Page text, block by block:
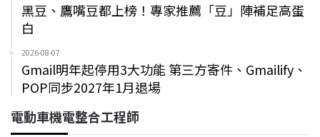
黑豆、鷹嘴豆都上榜！專家推薦「豆」陣補足高蛋
白
2026-08-07
Gmail明年起停用3大功能 第三方寄件、Gmailify、
POP同步2027年1月退場
電動車機電整合工程師